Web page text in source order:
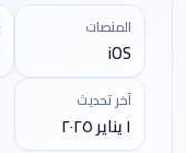
المنصات
iOS
آخر تحديث
١ يناير ٢٠٢٥